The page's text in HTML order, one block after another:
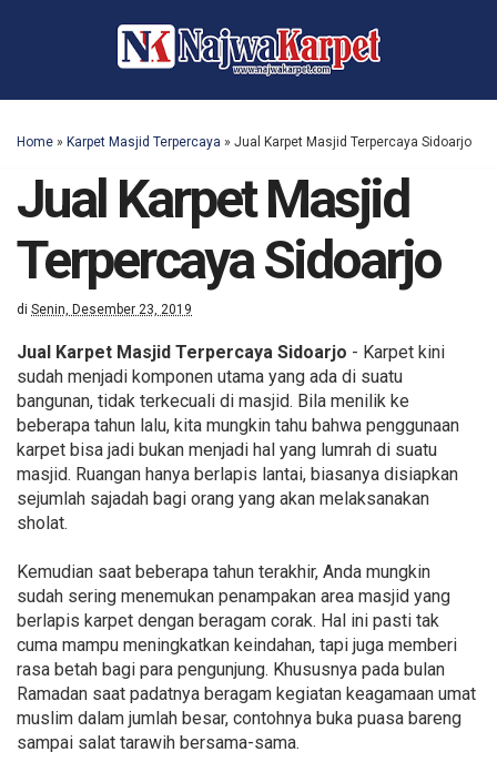
Home » Karpet Masjid Terpercaya » Jual Karpet Masjid Terpercaya Sidoarjo
Jual Karpet Masjid
Terpercaya Sidoarjo
di Senin, Desember 23, 2019
Jual Karpet Masjid Terpercaya Sidoarjo - Karpet kini
sudah menjadi komponen utama yang ada di suatu
bangunan, tidak terkecuali di masjid. Bila menilik ke
beberapa tahun lalu, kita mungkin tahu bahwa penggunaan
karpet bisa jadi bukan menjadi hal yang lumrah di suatu
masjid. Ruangan hanya berlapis lantai, biasanya disiapkan
sejumlah sajadah bagi orang yang akan melaksanakan
sholat.
Kemudian saat beberapa tahun terakhir, Anda mungkin
sudah sering menemukan penampakan area masjid yang
berlapis karpet dengan beragam corak. Hal ini pasti tak
cuma mampu meningkatkan keindahan, tapi juga memberi
rasa betah bagi para pengunjung. Khususnya pada bulan
Ramadan saat padatnya beragam kegiatan keagamaan umat
muslim dalam jumlah besar, contohnya buka puasa bareng
sampai salat tarawih bersama-sama.